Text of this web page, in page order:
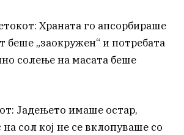
Храната го апсорбираше
беше „заокружен“ и потребата
солење на масата беше
Јадењето имаше остар,
на сол кој не се вклопуваше со